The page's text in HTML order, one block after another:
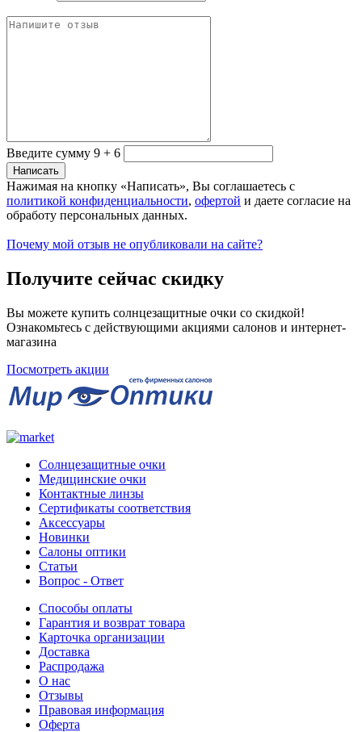
Введите сумму 9 + 6
Нажимая на кнопку «Написать», Вы соглашаетесь с
политикой конфиденциальности, офертой и даете согласие на
обработу персональных данных.
Почему мой отзыв не опубликовали на сайте?
Получите сейчас скидку
Вы можете купить солнцезащитные очки со скидкой!
Ознакомьтесь с действующими акциями салонов и интернет-
магазина
Посмотреть акции
Солнцезащитные очки
Медицинские очки
Контактные линзы
Сертификаты соответствия
Аксессуары
Новинки
Салоны оптики
Статьи
Вопрос - Ответ
Способы оплаты
Гарантия и возврат товара
Карточка организации
Доставка
Распродажа
О нас
Отзывы
Правовая информация
Оферта